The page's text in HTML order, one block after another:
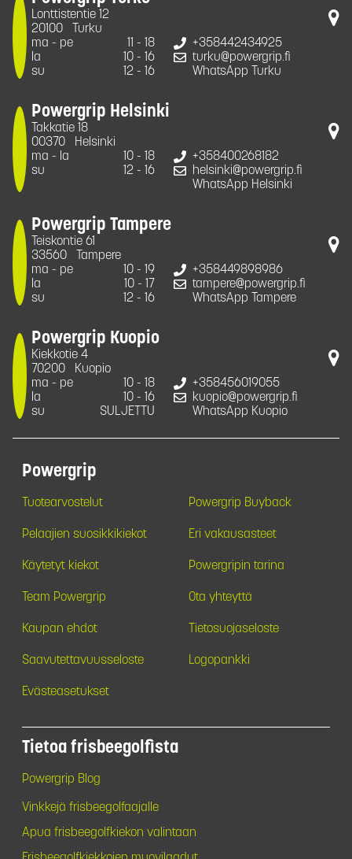
Lonttistentie 12
20100
Turku
ma - pe
11 - 18
la
10 - 16
su
12 - 16
+358442434925
turku@powergrip.fi
WhatsApp Turku
Powergrip Helsinki
Takkatie 18
00370
Helsinki
ma - la
10 - 18
su
12 - 16
+358400268182
helsinki@powergrip.fi
WhatsApp Helsinki
Powergrip Tampere
Teiskontie 61
33560
Tampere
ma - pe
10 - 19
la
10 - 17
su
12 - 16
+358449898986
tampere@powergrip.fi
WhatsApp Tampere
Powergrip Kuopio
Kiekkotie 4
70200
Kuopio
ma - pe
10 - 18
la
10 - 16
su
SULJETTU
+358456019055
kuopio@powergrip.fi
WhatsApp Kuopio
Powergrip
Tuotearvostelut Powergrip Buyback
Pelaajien suosikkikiekot Eri vakausasteet
Käytetyt kiekot Powergripin tarina
Team Powergrip Ota yhteyttä
Kaupan ehdot Tietosuojaseloste
Saavutettavuusseloste Logopankki
Evästeasetukset
Tietoa frisbeegolfista
Powergrip Blog
Vinkkejä frisbeegolfaajalle
Apua frisbeegolfkiekon valintaan